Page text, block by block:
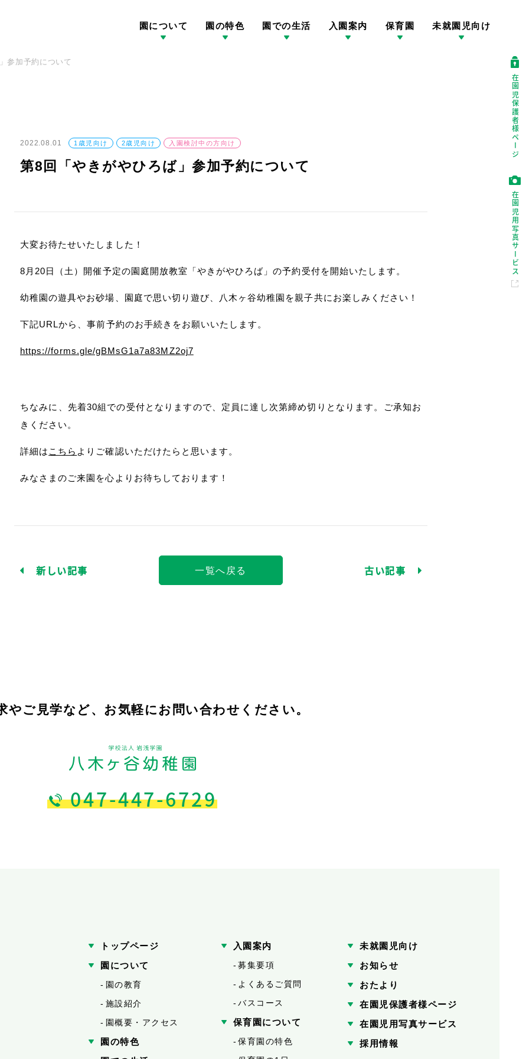
園について 園の特色 園での生活 入園案内 保育園 未就園児向け
参加予約について
在園児保護者様ページ
在園児用写真サービス
2022.08.01 1歳児向け 2歳児向け 入園検討中の方向け
第8回「やきがやひろば」参加予約について
大変お待たせいたしました！
8月20日（土）開催予定の園庭開放教室「やきがやひろば」の予約受付を開始いたします。
幼稚園の遊具やお砂場、園庭で思い切り遊び、八木ヶ谷幼稚園を親子共にお楽しみください！
下記URLから、事前予約のお手続きをお願いいたします。
https://forms.gle/gBMsG1a7a83MZ2oj7
ちなみに、先着30組での受付となりますので、定員に達し次第締め切りとなります。ご承知お
きください。
詳細は こちら よりご確認いただけたらと思います。
みなさまのご来園を心よりお待ちしております！
新しい記事 一覧へ戻る 古い記事
やご見学など、 お気軽にお問い合わせください。
047-447-6729
トップページ
園について
園の教育
施設紹介
園概要・アクセス
園の特色
入園案内
募集要項
よくあるご質問
バスコース
保育園について
保育園の特色
未就園児向け
お知らせ
おたより
在園児保護者様ページ
在園児用写真サービス
採用情報